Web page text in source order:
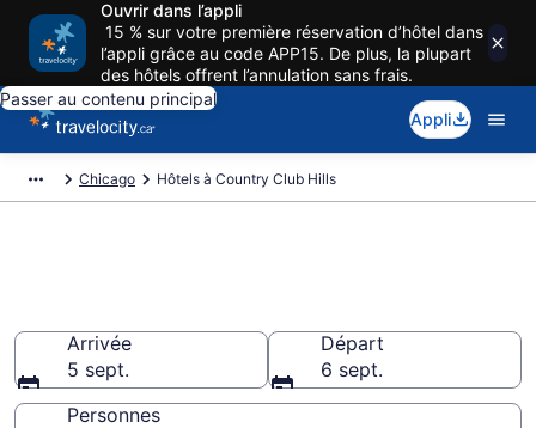
Ouvrir dans l’appli
15 % sur votre première réservation d’hôtel dans
l’appli grâce au code APP15. De plus, la plupart
des hôtels offrent l’annulation sans frais.
Passer au contenu principal
Appli
Chicago Hôtels à Country Club Hills
Arrivée
5 sept.
Départ
6 sept.
Personnes